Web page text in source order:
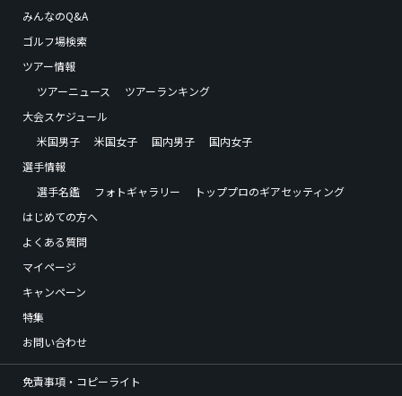
みんなのQ&A
ゴルフ場検索
ツアー情報
ツアーニュース
ツアーランキング
大会スケジュール
米国男子
米国女子 国内男子
国内女子
選手情報
選手名鑑
フォトギャラリー
トッププロのギアセッティング
はじめての方へ
よくある質問
マイページ
キャンペーン
特集
お問い合わせ
免責事項・コピーライト